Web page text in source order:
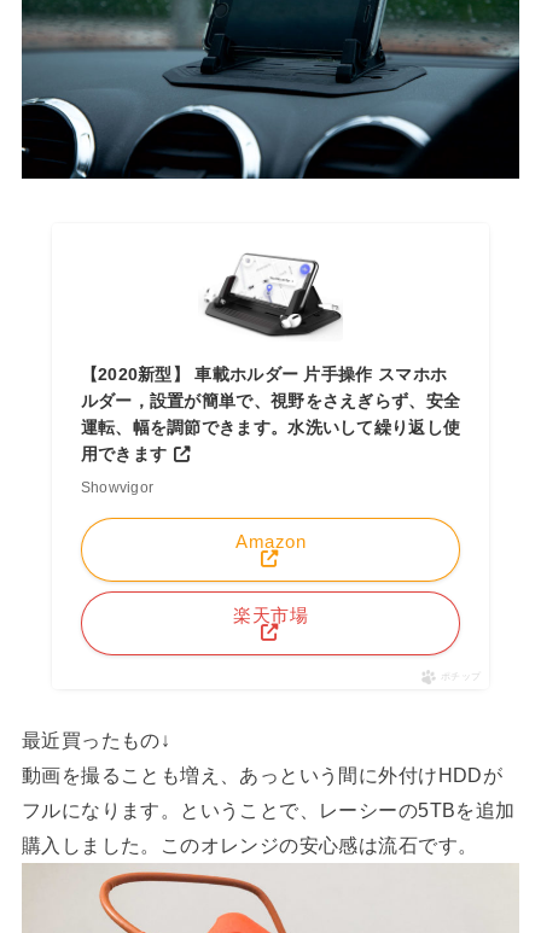
【2020新型】 車載ホルダー 片手操作 スマホホ
ルダー，設置が簡単で、視野をさえぎらず、安全
運転、幅を調節できます。水洗いして繰り返し使
用できます
Showvigor
Amazon
楽天市場
ポチップ
最近買ったもの↓
動画を撮ることも増え、あっという間に外付けHDDが
フルになります。ということで、レーシーの5TBを追加
購入しました。このオレンジの安心感は流石です。